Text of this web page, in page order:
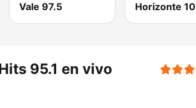
Vale 97.5
95.1 en vivo